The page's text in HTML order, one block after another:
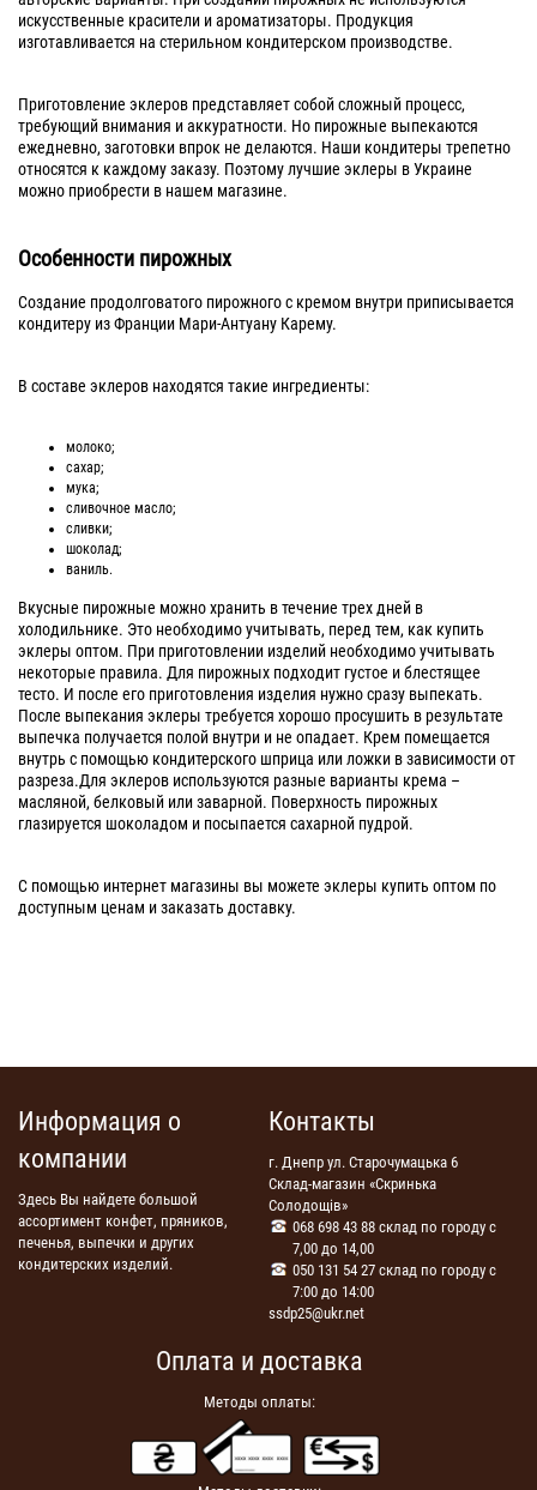
искусственные красители и ароматизаторы. Продукция
изготавливается на стерильном кондитерском производстве.
Приготовление эклеров представляет собой сложный процесс,
требующий внимания и аккуратности. Но пирожные выпекаются
ежедневно, заготовки впрок не делаются. Наши кондитеры трепетно
относятся к каждому заказу. Поэтому лучшие эклеры в Украине
можно приобрести в нашем магазине.
Особенности пирожных
Создание продолговатого пирожного с кремом внутри приписывается
кондитеру из Франции Мари-Антуану Карему.
В составе эклеров находятся такие ингредиенты:
молоко;
сахар;
мука;
сливочное масло;
сливки;
шоколад;
ваниль.
Вкусные пирожные можно хранить в течение трех дней в
холодильнике. Это необходимо учитывать, перед тем, как купить
эклеры оптом. При приготовлении изделий необходимо учитывать
некоторые правила. Для пирожных подходит густое и блестящее
тесто. И после его приготовления изделия нужно сразу выпекать.
После выпекания эклеры требуется хорошо просушить в результате
выпечка получается полой внутри и не опадает. Крем помещается
внутрь с помощью кондитерского шприца или ложки в зависимости от
разреза.Для эклеров используются разные варианты крема –
масляной, белковый или заварной. Поверхность пирожных
глазируется шоколадом и посыпается сахарной пудрой.
С помощью интернет магазины вы можете эклеры купить оптом по
доступным ценам и заказать доставку.
Информация о
компании
Здесь Вы найдете большой
ассортимент конфет, пряников,
печенья, выпечки и других
кондитерских изделий.
Оплата и доставка
Методы оплаты:
Контакты
г. Днепр ул. Старочумацька 6
Склад-магазин «Скринька
Солодощів»
068 698 43 88 склад по городу с
7,00 до 14,00
050 131 54 27 склад по городу с
7:00 до 14:00
ssdp25@ukr.net